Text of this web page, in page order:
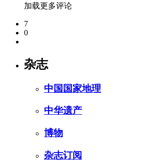
加载更多评论
7
0
杂志
中国国家地理
中华遗产
博物
杂志订阅